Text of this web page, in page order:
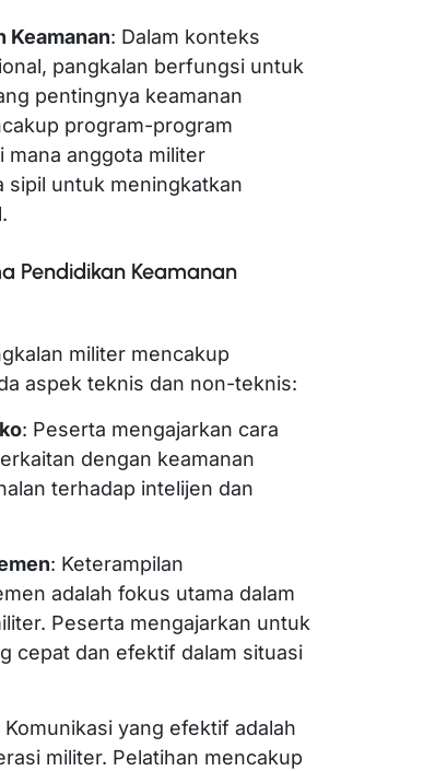
Keamanan: Dalam konteks
pangkalan berfungsi untuk
pentingnya keamanan
program-program
mana anggota militer
sipil untuk meningkatkan
Pendidikan Keamanan
militer mencakup
aspek teknis dan non-teknis:
: Peserta mengajarkan cara
dengan keamanan
terhadap intelijen dan
: Keterampilan
adalah fokus utama dalam
Peserta mengajarkan untuk
cepat dan efektif dalam situasi
Komunikasi yang efektif adalah
militer. Pelatihan mencakup